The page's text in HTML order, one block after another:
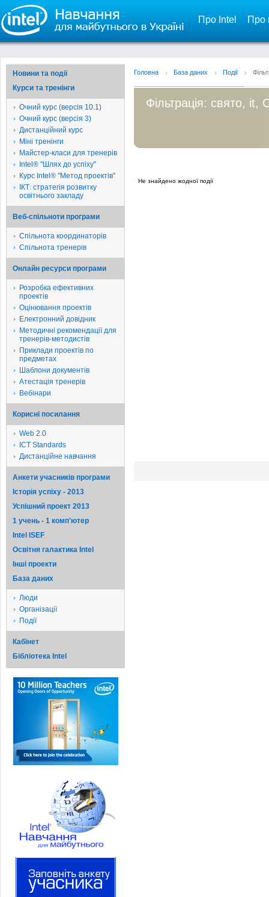
Про Intel Про
Новини та події
Курси та тренінги
Очний курс (версія 10.1)
Очний курс (версія 3)
Дистанційний курс
Міні тренінги
Майстер-класи для тренерів
Intel® "Шлях до успіху"
Курс Intel® "Метод проектів"
ІКТ: стратегія розвитку
освітнього закладу
Веб-спільноти програми
Спільнота координаторів
Спільнота тренерів
Онлайн ресурси програми
Розробка ефективних
проектів
Оцінювання проектів
Електронний довідник
Методичні рекомендації для
тренерів-методистів
Приклади проектів по
предметах
Шаблони документів
Атестація тренерів
Вебінари
Корисні посилання
Web 2.0
ICT Standards
Дистанційне навчання
Анкети учасників програми
Історія успіху - 2013
Успішний проект 2013
1 учень - 1 комп'ютер
Intel ISEF
Освітня галактика Intel
Iншi проекти
База даних
Люди
Організації
Події
Кабінет
Бібліотека Intel
Головна База даних Події
Фільтрація: свято, it,
Не знайдено жодної події